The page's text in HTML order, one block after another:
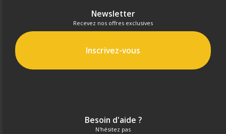
Newsletter
Recevez nos offres exclusives
Inscrivez-vous
Besoin d'aide ?
N'hésitez pas